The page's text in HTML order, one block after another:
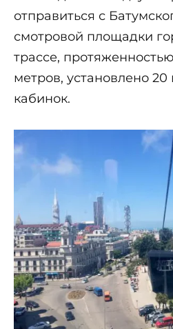
отправиться с
смотровой площадки
трассе,
метров, установлено
кабинок.